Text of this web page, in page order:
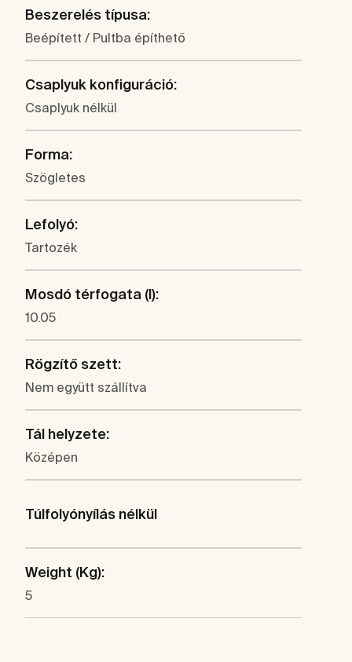
Beszerelés típusa:
Beépített / Pultba építhető
Csaplyuk konfiguráció:
Csaplyuk nélkül
Forma:
Szögletes
Lefolyó:
Tartozék
Mosdó térfogata (l):
10.05
Rögzítő szett:
Nem együtt szállítva
Tál helyzete:
Középen
Túlfolyónyílás nélkül
Weight (Kg):
5